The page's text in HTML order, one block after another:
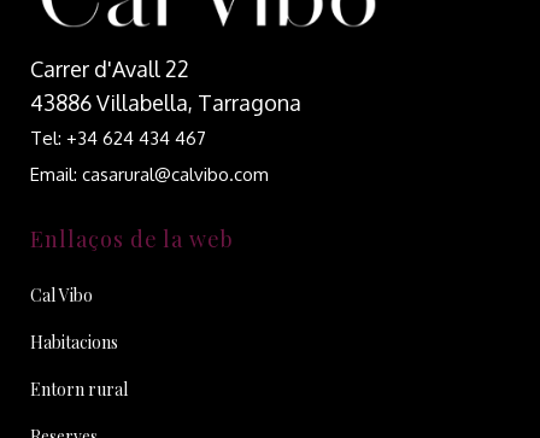
Carrer d'Avall 22
43886 Villabella, Tarragona
Tel: +34 624 434 467
Email: casarural@calvibo.com
Enllaços de la web
Cal Vibo
Habitacions
Entorn rural